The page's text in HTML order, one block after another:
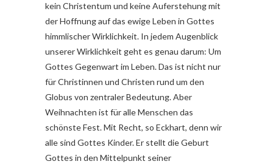
kein Christentum und keine Auferstehung mit
der Hoffnung auf das ewige Leben in Gottes
himmlischer Wirklichkeit. In jedem Augenblick
unserer Wirklichkeit geht es genau darum: Um
Gottes Gegenwart im Leben. Das ist nicht nur
für Christinnen und Christen rund um den
Globus von zentraler Bedeutung. Aber
Weihnachten ist für alle Menschen das
schönste Fest. Mit Recht, so Eckhart, denn wir
alle sind Gottes Kinder. Er stellt die Geburt
Gottes in den Mittelpunkt seiner